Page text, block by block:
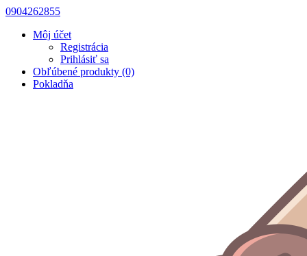
0904262855
Môj účet
Registrácia
Prihlásiť sa
Obľúbené produkty (0)
Pokladňa